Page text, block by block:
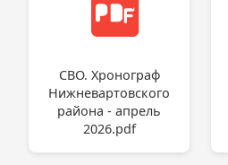
СВО. Хронограф
Нижневартовского
района - апрель
2026.pdf